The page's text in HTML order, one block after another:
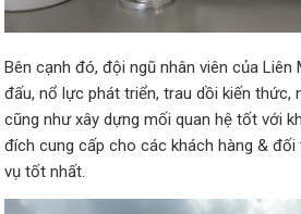
Bên cạnh đó, đội ngũ nhân viên của Liên
đấu, nổ lực phát triển, trau dồi kiến thức,
cũng như xây dựng mối quan hệ tốt với
đích cung cấp cho các khách hàng &
vụ tốt nhất.